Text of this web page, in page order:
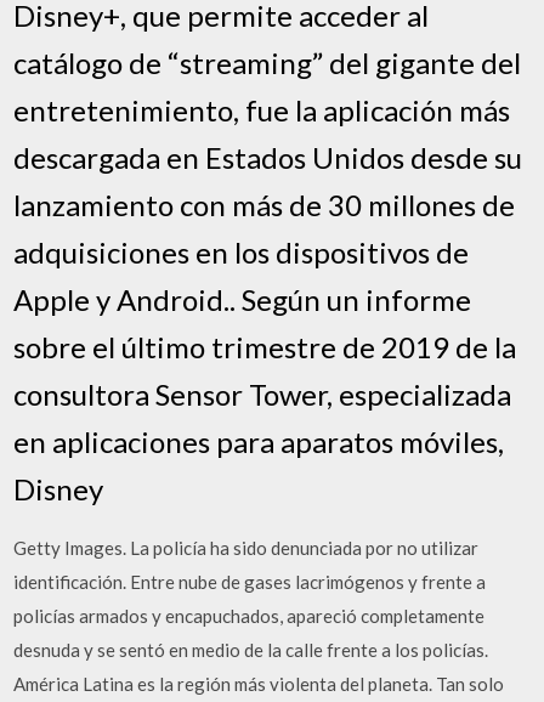
Disney+, que permite acceder al
catálogo de “streaming” del gigante del
entretenimiento, fue la aplicación más
descargada en Estados Unidos desde su
lanzamiento con más de 30 millones de
adquisiciones en los dispositivos de
Apple y Android.. Según un informe
sobre el último trimestre de 2019 de la
consultora Sensor Tower, especializada
en aplicaciones para aparatos móviles,
Disney
Getty Images. La policía ha sido denunciada por no utilizar
identificación. Entre nube de gases lacrimógenos y frente a
policías armados y encapuchados, apareció completamente
desnuda y se sentó en medio de la calle frente a los policías.
América Latina es la región más violenta del planeta. Tan solo